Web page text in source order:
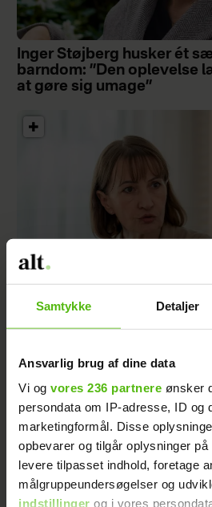
Samtykke Detaljer
Ansvarlig brug af dine data
Vi og vores 236 partnere ønsker
persondata om IP-adresse, ID
marketingformål. Disse
opbevarer og tilgår oplysninger
levere tilpasset indhold, foretage
målgruppeundersøgelser og
indstillinger og i vores
Inger Støjberg husker ét
barndom: ”Den oplevelse
at gøre sig umage”
min søn er en af dem